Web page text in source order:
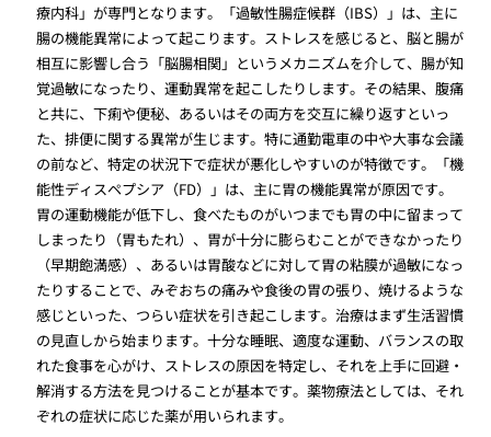
療内科」が専門となります。「過敏性腸症候群（IBS）」は、主に
腸の機能異常によって起こります。ストレスを感じると、脳と腸が
相互に影響し合う「脳腸相関」というメカニズムを介して、腸が知
覚過敏になったり、運動異常を起こしたりします。その結果、腹痛
と共に、下痢や便秘、あるいはその両方を交互に繰り返すといっ
た、排便に関する異常が生じます。特に通勤電車の中や大事な会議
の前など、特定の状況下で症状が悪化しやすいのが特徴です。「機
能性ディスペプシア（FD）」は、主に胃の機能異常が原因です。
胃の運動機能が低下し、食べたものがいつまでも胃の中に留まって
しまったり（胃もたれ）、胃が十分に膨らむことができなかったり
（早期飽満感）、あるいは胃酸などに対して胃の粘膜が過敏になっ
たりすることで、みぞおちの痛みや食後の胃の張り、焼けるような
感じといった、つらい症状を引き起こします。治療はまず生活習慣
の見直しから始まります。十分な睡眠、適度な運動、バランスの取
れた食事を心がけ、ストレスの原因を特定し、それを上手に回避・
解消する方法を見つけることが基本です。薬物療法としては、それ
ぞれの症状に応じた薬が用いられます。